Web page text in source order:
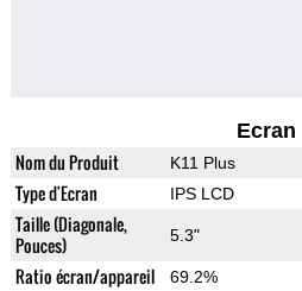
Ecran
Nom du Produit K11 Plus
Type d'Ecran IPS LCD
Taille (Diagonale,
Pouces)
5.3"
Ratio écran/appareil 69.2%